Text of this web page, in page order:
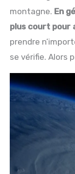
montagne. En
plus court pour
prendre
se vérifie. Alors